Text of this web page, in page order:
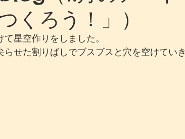
くろう！」）
星空作りをしました。
せた割りばしでブスブスと穴を空けていき